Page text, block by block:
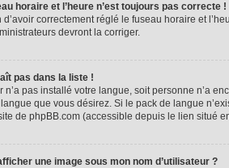
horaire et l’heure n’est toujours pas correcte !
correctement réglé le fuseau horaire et
devront la corriger.
pas dans la liste !
n’a pas installé votre langue, soit personne n’a
que vous désirez. Si le pack de langue
de phpBB.com (accessible depuis le lien situé
une image sous mon nom d’utilisateur ?